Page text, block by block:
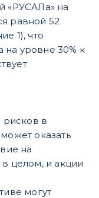
«РУСАЛа» на
равной 52
1), что
на уровне 30% к
рисков в
оказать
на
целом, и акции
могут